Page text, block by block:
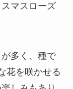
マスローズ
多く、種で
花を咲かせる